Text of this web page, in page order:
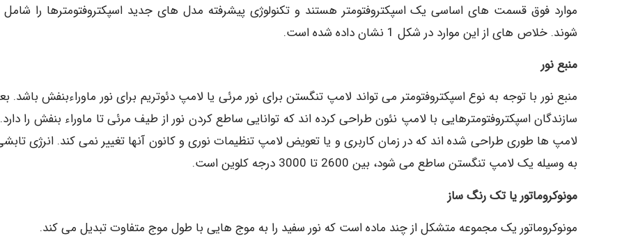
موارد فوق قسمت های اساسی یک اسپکتروفتومتر هستند و تکنولوژی پیشرفته مدل های جدید اسپکتروفتومترها را
شوند. خلاص های از این موارد در شکل 1 نشان داده شده است.
منبع نور
منبع نور با توجه به نوع اسپکتروفتومتر می تواند لامپ تنگستن برای نور مرئی یا لامپ دئوتریم برای نور ماوراءبنفش باشد.
سازندگان اسپکتروفتومترهایی با لامپ نئون طراحی کرده اند که توانایی ساطع کردن نور از طیف مرئی تا ماوراء بنفش را
لامپ ها طوری طراحی شده اند که در زمان کاربری و یا تعویض لامپ تنظیمات نوری و کانون آنها تغییر نمی کند. انرژی
به وسیله یک لامپ تنگستن ساطع می شود، بین 2600 تا 3000 درجه کلوین است.
مونوکروماتور یا تک رنگ ساز
مونوکروماتور یک مجموعه متشکل از چند ماده است که نور سفید را به موج هایی با طول موج متفاوت تبدیل می کند.